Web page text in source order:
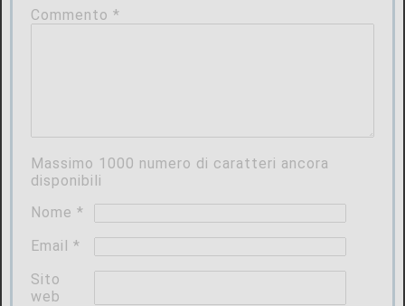
Commento*
Massimo 1000 numero di caratteri ancora
disponibili
Nome*
Email*
Sito
web